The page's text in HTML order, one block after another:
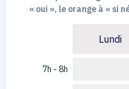
« oui », le orange à « si
7h - 8h
Lundi